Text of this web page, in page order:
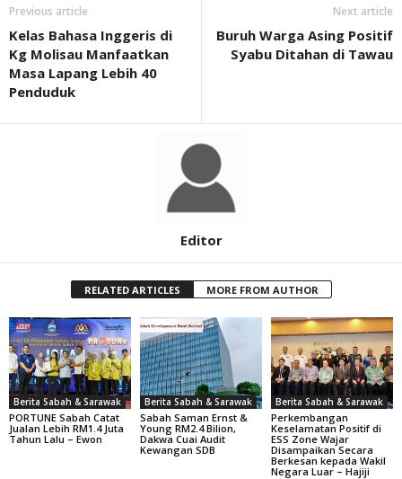
Previous article
Kelas Bahasa Inggeris di
Kg Molisau Manfaatkan
Masa Lapang Lebih 40
Penduduk
Next article
Buruh Warga Asing Positif
Syabu Ditahan di Tawau
Editor
RELATED ARTICLES MORE FROM AUTHOR
Berita Sabah & Sarawak
PORTUNE Sabah Catat
Jualan Lebih RM1.4 Juta
Tahun Lalu – Ewon
Berita Sabah & Sarawak
Sabah Saman Ernst &
Young RM2.4 Bilion,
Dakwa Cuai Audit
Kewangan SDB
Berita Sabah & Sarawak
Perkembangan
Keselamatan Positif di
ESS Zone Wajar
Disampaikan Secara
Berkesan kepada Wakil
Negara Luar – Hajiji